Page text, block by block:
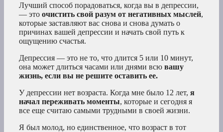
Лучший способ порадоваться, когда вы в депрессии,
— это очистить свой разум от негативных мыслей,
которые заставляют вас снова и снова думать о
причинах вашей депрессии и начать свой путь к
ощущению счастья.
Депрессия — это не то, что длится 5 или 10 минут,
она может длиться часами или днями всю вашу
жизнь, если вы не решите оставить ее.
У депрессии нет возраста. Когда мне было 12 лет, я
начал переживать моменты, которые и сегодня я
все еще считаю самыми трудными в своей жизни.
Я был молод, но единственное, что возраст в тот